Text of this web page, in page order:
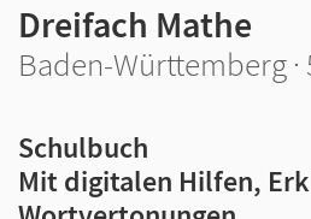
Dreifach Mathe
Baden-Württemberg
Schulbuch
Mit digitalen Hilfen,